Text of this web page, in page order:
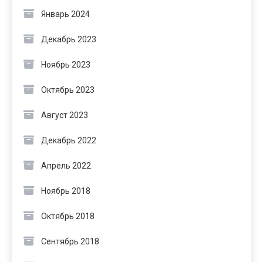
Январь 2024
Декабрь 2023
Ноябрь 2023
Октябрь 2023
Август 2023
Декабрь 2022
Апрель 2022
Ноябрь 2018
Октябрь 2018
Сентябрь 2018